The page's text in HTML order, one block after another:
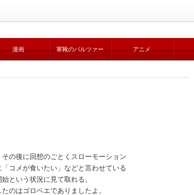
漫画 軍靴のバルツァー アニメ
の後に回想のごとくスローモーション
コメが食いたい」などと言わせている
という状況に見て取れる。
のはゴロベエでありましたよ。